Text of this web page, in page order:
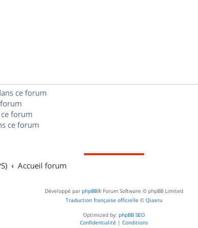
ce forum
forum
ce forum
Accueil forum
Développé par phpBB® Forum Software © phpBB Limited
Traduction française officielle © Qiaeru
Optimized by: phpBB SEO
Confidentialité | Conditions